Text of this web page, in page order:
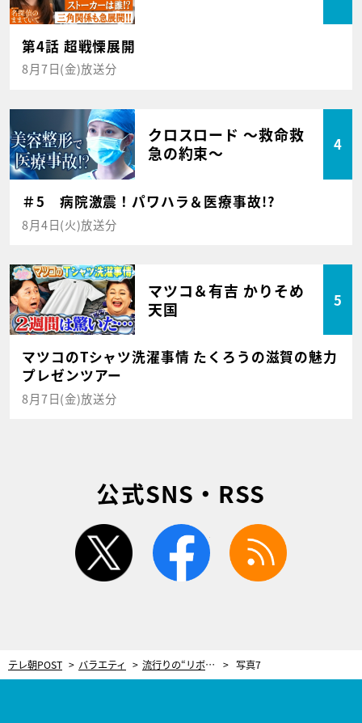
第4話 超戦慄展開
8月7日(金)放送分
クロスロード ～救命救
急の約束～
4
＃5 病院激震！パワハラ＆医療事故!?
8月4日(火)放送分
マツコ＆有吉 かりそめ
天国
5
マツコのTシャツ洗濯事情 たくろうの滋賀の魅力
プレゼンツアー
8月7日(金)放送分
公式SNS・RSS
twitter facebook
テレ朝POST バラエティ 流行りの“リボンを使ったヘアアレンジ”を解説！アレンジに合わせるリップも紹介 写真7